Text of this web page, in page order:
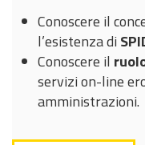
Conoscere il
l’esistenza di
Conoscere il
servizi on-line
amministrazioni.